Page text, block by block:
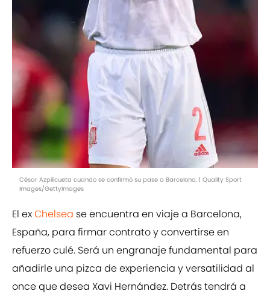
César Azpilicueta cuando se confirmó su pase a Barcelona. | Quality Sport
Images/GettyImages
El exChelsea se encuentra en viaje a Barcelona,
España, para firmar contrato y convertirse en
refuerzo culé. Será un engranaje fundamental para
añadirle una pizca de experiencia y versatilidad al
once que desea Xavi Hernández. Detrás tendrá a